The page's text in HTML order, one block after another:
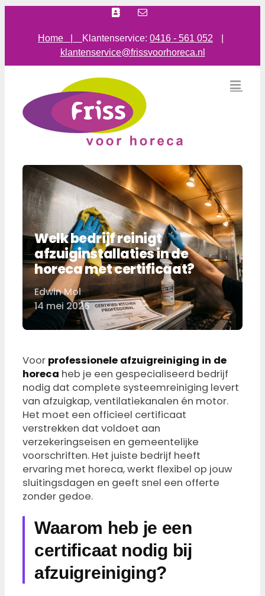
Facebook
E-
Home | Klantenservice: 0416 - 561 052
klantenservice@frissvoorhoreca.nl
Welk bedrijf reinigt
afzuiginstallaties in de
horeca met certificaat?
Door
Edwin Mol
14 mei 2026
Voor professionele afzuigreiniging in de
horeca heb je een gespecialiseerd bedrijf
nodig dat complete systeemreiniging levert
van afzuigkap, ventilatiekanalen én motor.
Het moet een officieel certificaat
verstrekken dat voldoet aan
verzekeringseisen en gemeentelijke
voorschriften. Het juiste bedrijf heeft
ervaring met horeca, werkt flexibel op jouw
sluitingsdagen en geeft snel een offerte
zonder gedoe.
Waarom heb je een
certificaat nodig bij
afzuigreiniging?